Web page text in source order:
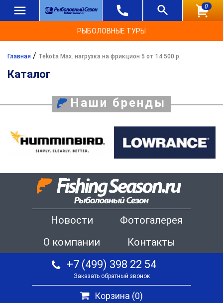
0
РЫБОЛОВНЫЕ ТУРЫ
Главная / Tekota Max. нагрузка на фрикцион 5 от 14 500 р.
Каталог
Наши бренды
Новости
Фотогалерея
О компании
Контакты
+7 (499) 398 22 54
Заказать обратный звонок
Корзина (0)